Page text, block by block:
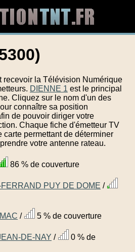
recevoir la Télévision Numérique
DIENNE 1 est le principal
Cliquez sur le nom d'un des
connaître sa position
de pouvoir diriger votre
Chaque fiche d'émetteur TV
permettant de déterminer
votre antenne rateau.
86 % de couverture
PUY DE DOME /
/ 5 % de couverture
DE-NAY /
0 % de